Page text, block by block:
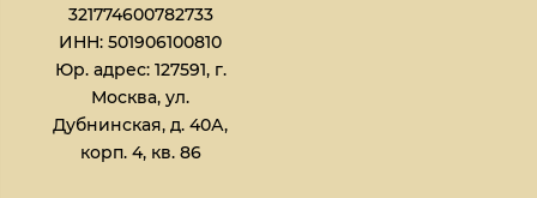
321774600782733
ИНН: 501906100810
Юр. адрес: 127591, г.
Москва, ул.
Дубнинская, д. 40А,
корп. 4, кв. 86